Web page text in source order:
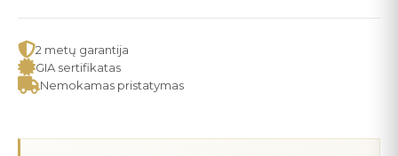
2 metų garantija
GIA sertifikatas
Nemokamas pristatymas